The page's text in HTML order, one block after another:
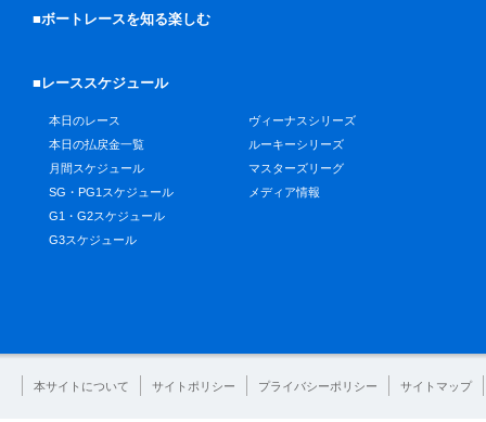
■ボートレースを知る楽しむ
■レーススケジュール
本日のレース
本日の払戻金一覧
月間スケジュール
SG・PG1スケジュール
G1・G2スケジュール
G3スケジュール
ヴィーナスシリーズ
ルーキーシリーズ
マスターズリーグ
メディア情報
本サイトについて サイトポリシー プライバシーポリシー サイトマップ